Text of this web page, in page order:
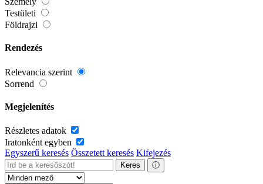
Testületi
Földrajzi
Rendezés
Relevancia szerint
Sorrend
Megjelenítés
Részletes adatok
Iratonként egyben
Egyszerű keresés Összetett keresés Kifejezés
Keres ⓘ